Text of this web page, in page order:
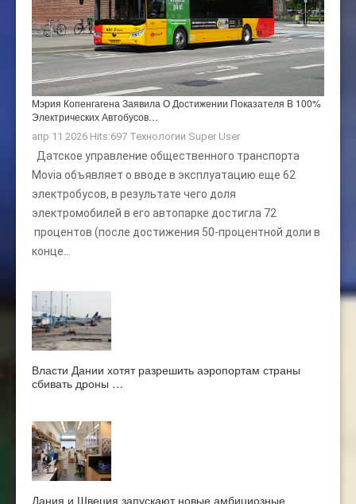
Мэрия Копенгагена Заявила О Достижении Показателя В 100%
Электрических Автобусов…
апр 11 2026 Hits:697 Технологии Super User
Датское управление общественного транспорта
Movia объявляет о вводе в эксплуатацию еще 62
электробусов, в результате чего доля
электромобилей в его автопарке достигла 72
процентов (после достижения 50-процентной доли в
конце...
Власти Дании хотят разрешить аэропортам страны
сбивать дроны …
Дания и Швеция запускают новые амбициозные